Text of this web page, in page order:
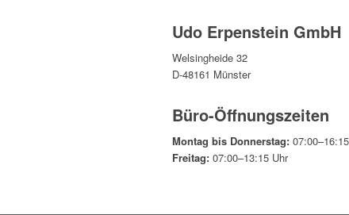
Udo Erpenstein GmbH
Welsingheide 32
D-48161 Münster
Büro-Öffnungszeiten
Montag bis Donnerstag:
Freitag: 07:00–13:15 Uhr